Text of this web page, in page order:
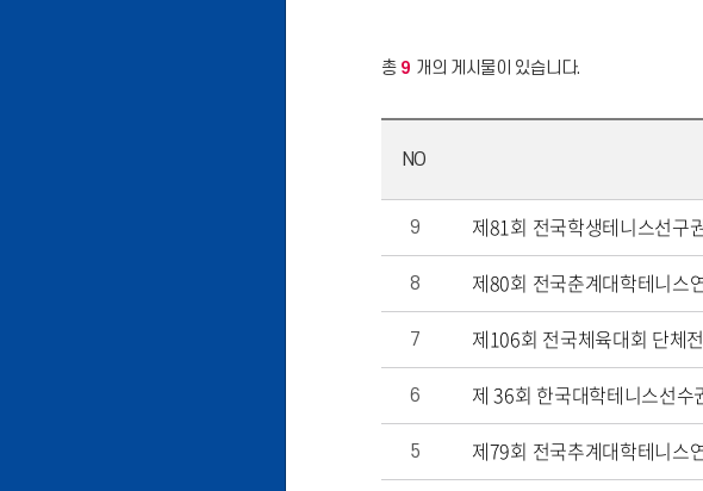
총 9 개의 게시물이 있습니다.
NO
9 제81회 전국학생테니스선구
8 제80회 전국춘계대학테니스
7 제106회 전국체육대회 단체
6 제 36회 한국대학테니스선
5